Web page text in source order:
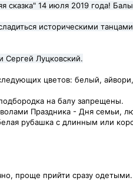
сказка" 14 июля 2019 года!
историческими
Сергей Луцковский.
цветов: белый,
на балу запрещены.
Праздника - Дня семьи,
рубашка с длинным или
проще прийти сразу одетыми.